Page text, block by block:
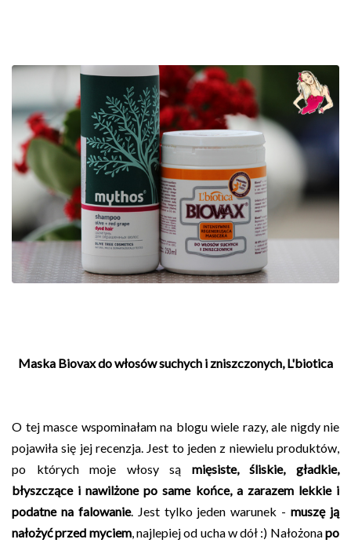
Maska Biovax do włosów suchych i zniszczonych, L'biotica
O tej masce wspominałam na blogu wiele razy, ale nigdy nie
pojawiła się jej recenzja. Jest to jeden z niewielu produktów,
po których moje włosy są mięsiste, śliskie, gładkie,
błyszczące i nawilżone po same końce, a zarazem lekkie i
podatne na falowanie. Jest tylko jeden warunek -muszę ją
nałożyć przed myciem, najlepiej od ucha w dół :) Nałożonapo